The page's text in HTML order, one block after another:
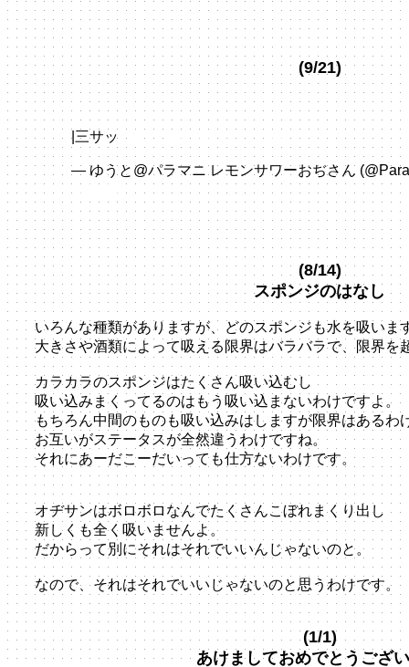
(9/21)
|三サッ pic.twitter.com/k8nEgLsaxB
— ゆうと@パラマニ レモンサワーおぢさん
6, 2023
(8/14)
スポンジのはなし
いろんな種類がありますが、どのスポンジも水を吸いま
大きさや酒類によって吸える限界はバラバラで、限界を
カラカラのスポンジはたくさん吸い込むし
吸い込みまくってるのはもう吸い込まないわけですよ。
もちろん中間のものも吸い込みはしますが限界はあるわ
お互いがステータスが全然違うわけですね。
それにあーだこーだいっても仕方ないわけです。
オヂサンはボロボロなんでたくさんこぼれまくり出し
新しくも全く吸いませんよ。
だからって別にそれはそれでいいんじゃないのと。
なので、それはそれでいいじゃないのと思うわけです。
(1/1)
あけましておめでとうござ